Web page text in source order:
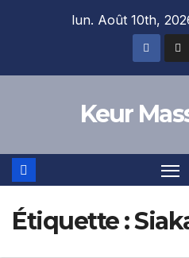
lun. Août 10th,
Keur
Étiquette :